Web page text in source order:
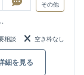
その他
相談 空き枠なし
細を見る